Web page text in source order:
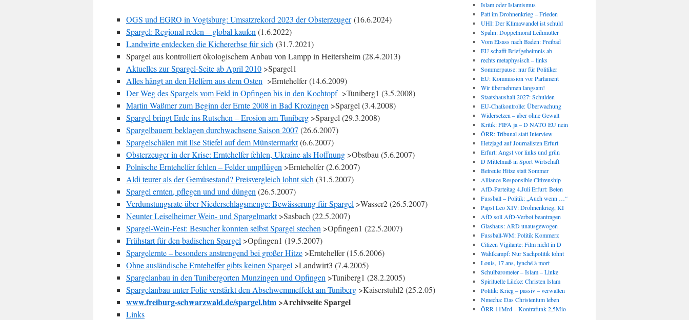
OGS und EGRO in Vogtsburg: Umsatzrekord 2023 der Obsterzeuger(16.6.2024)
Spargel: Regional reden – global kaufen (1.6.2022)
Landwirte entdecken die Kichererbse für sich (31.7.2021)
Spargel aus kontrolliert ökologischem Anbau von Lampp in Heitersheim (28.4.2013)
Aktuelles zur Spargel-Seite ab April 2010 >Spargel1
Alles hängt an den Helfern aus dem Osten >Erntehelfer (14.6.2009)
Der Weg des Spargels vom Feld in Opfingen bis in den Kochtopf>Tuniberg1 (3.5.2008)
Martin Waßmer zum Beginn der Ernte 2008 in Bad Krozingen >Spargel (3.4.2008)
Spargel bringt Erde ins Rutschen – Erosion am Tuniberg >Spargel (29.3.2008)
Spargelbauern beklagen durchwachsene Saison 2007 (26.6.2007)
Spargelschälen mit Ilse Stiefel auf dem Münstermarkt(6.6.2007)
Obsterzeuger in der Krise: Erntehelfer fehlen, Ukraine als Hoffnung >Obstbau (5.6.2007)
Polnische Erntehelfer fehlen – Felder umpflügen >Erntehelfer (2.6.2007)
Aldi teurer als der Gemüsestand? Preisvergleich lohnt sich (31.5.2007)
Spargel ernten, pflegen und und düngen (26.5.2007)
Verdunstungsrate über Niederschlagsmenge: Bewässerung für Spargel >Wasser2 (26.5.2007)
Neunter Leiselheimer Wein- und Spargelmarkt>Sasbach (22.5.2007)
Spargel-Wein-Fest: Besucher konnten selbst Spargel stechen >Opfingen1 (22.5.2007)
Frühstart für den badischen Spargel >Opfingen1 (19.5.2007)
Spargelernte – besonders anstrengend bei großer Hitze >Erntehelfer (15.6.2006)
Ohne ausländische Erntehelfer gibts keinen Spargel >Landwirt3 (7.4.2005)
Spargelanbau in den Tunibergorten Munzingen und Opfingen >Tuniberg1 (28.2.2005)
Spargelanbau unter Folie verstärkt den Abschwemmeffekt am Tuniberg >Kaiserstuhl2 (25.2.05)
www.freiburg-schwarzwald.de/spargel.htm >Archivseite Spargel
Links
Islam oder Islamismus
Patt im Drohnenkrieg – Frieden
UHI: Der Klimawandel ist schuld
Spahn: Doppelmoral Leihmutter
Vom Elsass nach Baden: Freibad
EU schafft Briefgeheimnis ab
rechts metaphysisch – links
Sommerpause: nur für Politiker
EU: Kommission vor Parlament
Wir übernehmen langsam!
Staatshaushalt 2027: Schulden
EU-Chatkontrolle: Überwachung
Widersetzen – aber ohne Gewalt
Kritik: FIFA ja – D NATO EU nein
ÖRR: Tribunal statt Interview
Hetzjagd auf Journalisten Erfurt
Erfurt: Angst vor links und grün
D Mittelmaß in Sport Wirtschaft
Betreute Hitze statt Sommer
Alliance Responsible Citizenship
AfD-Parteitag 4.Juli Erfurt: Beten
Fussball – Politik: „Auch wenn …“
Papst Leo XIV: Drohnenkrieg, KI
AfD soll AfD-Verbot beantragen
Glashaus: ARD unausgewogen
Fussball-WM: Politik Kommerz
Citizen Vigilante: Film nicht in D
Wahlkampf: Nur Sachpolitik lohnt
Louis, 17 ans, lynché à mort
Schulbarometer – Islam – Linke
Spirituelle Lücke: Christen Islam
Politik: Krieg – passiv – verwalten
Nmecha: Das Christentum leben
ÖRR 11Mrd – Kontrafunk 2,5Mio